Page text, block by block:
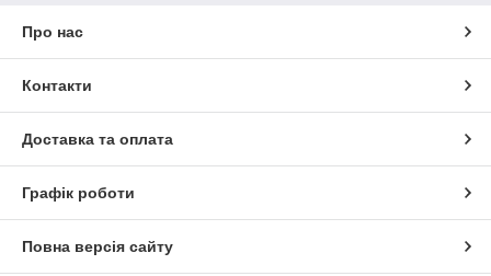
Про нас
Контакти
Доставка та оплата
Графік роботи
Повна версія сайту